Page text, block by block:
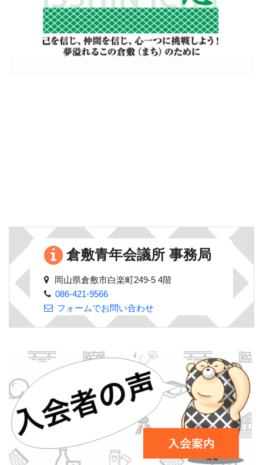
倉敷青年会議所 事務局
岡山県倉敷市白楽町249-5 4階
086-421-9566
フォームでお問い合わせ